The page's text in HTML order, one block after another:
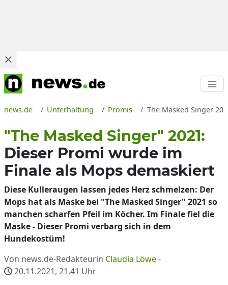
news.de Unterhaltung Promis The Masked Singer
"The Masked Singer" 2021:
Dieser Promi wurde im
Finale als Mops demaskiert
Diese Kulleraugen lassen jedes Herz schmelzen: Der
Mops hat als Maske bei "The Masked Singer" 2021 so
manchen scharfen Pfeil im Köcher. Im Finale fiel die
Maske - Dieser Promi verbarg sich in dem
Hundekostüm!
Von news.de-Redakteurin Claudia Löwe-
20.11.2021, 21.41 Uhr